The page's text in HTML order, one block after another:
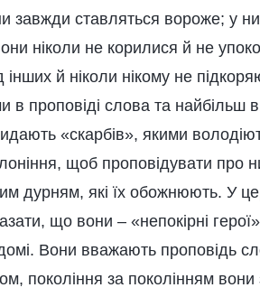
завжди ставляться вороже; у
ніколи не корилися й не
й ніколи нікому не
проповіді слова та найбільш
«скарбів», якими
щоб проповідувати про
дурням, які їх обожнюють. У
що вони – «непокірні
Вони вважають проповідь
покоління за поколінням вони